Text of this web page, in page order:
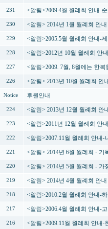
231 <알림>2009.4월 월례회 안내-
230 <알림> 2014년 1월 월례회 안
229 <알림>2005.5월 월례회 안내-
228 <알림>2012년 10월 월례회 안
227 <알림>2009. 7월, 8월에는 한
226 <알림> 2013년 10월 월례회
Notice 후원안내
224 <알림> 2013년 12월 월례회
223 <알림>2011년 12월 월례회 안
222 <알림>2007.11월 월례회 안내-
221 <알림> 2014년 6월 월례회 - 기
220 <알림> 2014년 5월 월례회 -
219 <알림> 2014년 4월 월례회 안
218 <알림>2010.2월 월례회 안내-
217 <알림>2006.4월 월례회 안내-
216 <알림>2009.11월 월례회 안내-